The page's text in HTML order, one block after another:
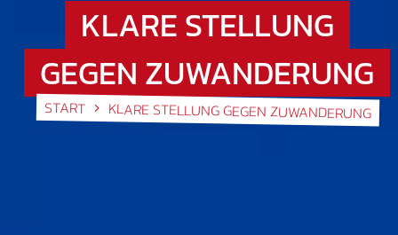
KLARE STELLUNG
GEGEN ZUWANDERUNG
START KLARE STELLUNG GEGEN ZUWANDERUNG